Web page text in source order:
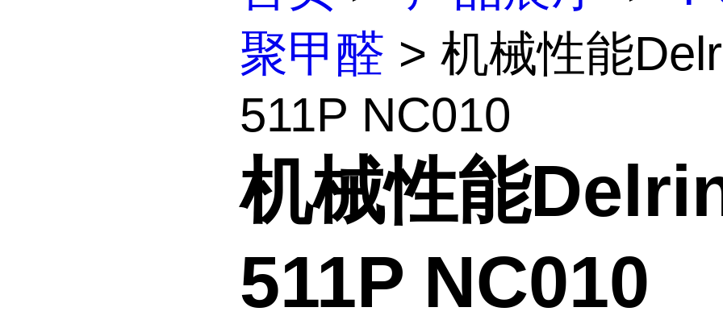
聚甲醛 > 机械性能
511P NC010
机械性能
511P NC010